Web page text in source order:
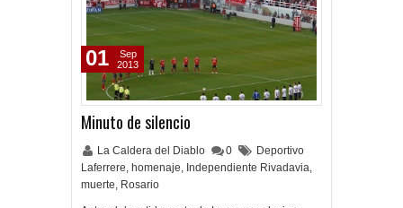
Minuto de silencio
La Caldera del Diablo 0
Deportivo
Laferrere, homenaje, Independiente Rivadavia,
muerte, Rosario
01
Sep
2013